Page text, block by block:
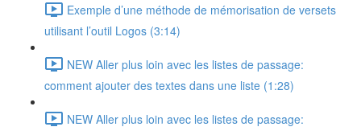
Exemple d’une méthode de mémorisation de versets
utilisant l’outil Logos (3:14)
NEW Aller plus loin avec les listes de passage:
comment ajouter des textes dans une liste (1:28)
NEW Aller plus loin avec les listes de passage: